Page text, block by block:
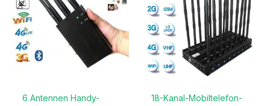
6 Antennen Handy-
18-Kanal-Mobiltelefon-